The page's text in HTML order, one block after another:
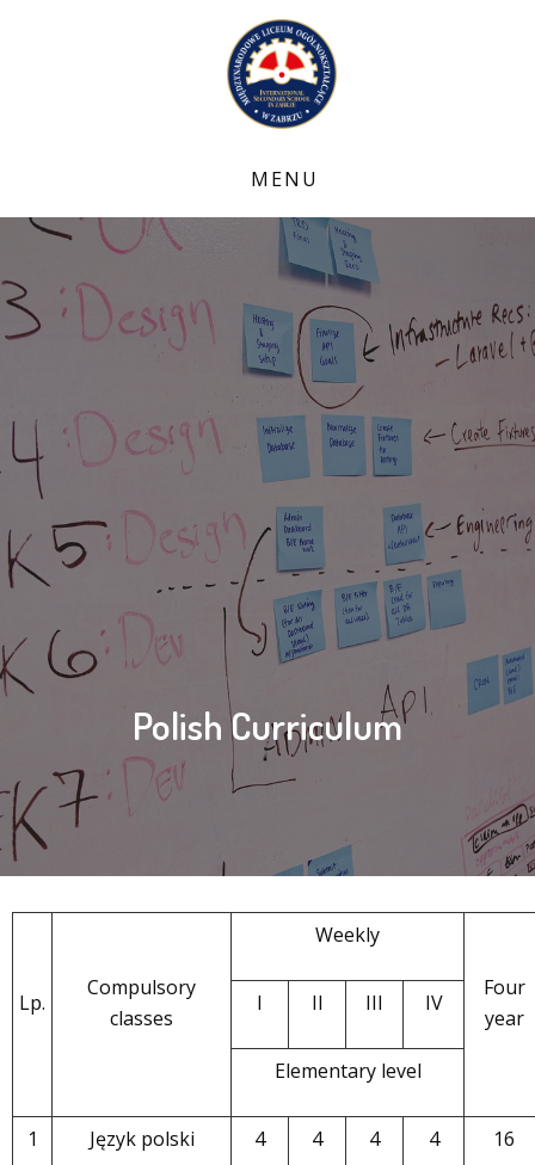
Polish Curriculum
Lp.
Compulsory
classes
Weekly
Four
year
I II III IV
Elementary level
1 Język polski 4 4 4 4 16